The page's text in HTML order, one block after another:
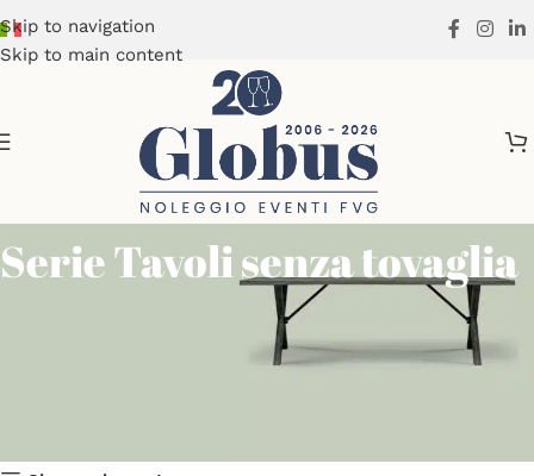
Skip to navigation
Skip to main content
Serie Tavoli senza tovaglia